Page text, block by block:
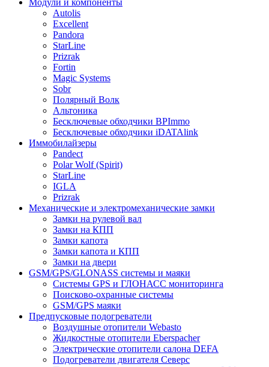
Модули и компоненты
Autolis
Excellent
Pandora
StarLine
Prizrak
Fortin
Magic Systems
Sobr
Полярный Волк
Альтоника
Бесключевые обходчики BPImmo
Бесключевые обходчики iDATAlink
Иммобилайзеры
Pandect
Polar Wolf (Spirit)
StarLine
IGLA
Prizrak
Механические и электромеханические замки
Замки на рулевой вал
Замки на КПП
Замки капота
Замки капота и КПП
Замки на двери
GSM/GPS/GLONASS системы и маяки
Системы GPS и ГЛОНАСС мониторинга
Поисково-охранные системы
GSM/GPS маяки
Предпусковые подогреватели
Воздушные отопители Webasto
Жидкостные отопители Eberspacher
Электрические отопители салона DEFA
Подогреватели двигателя Северс